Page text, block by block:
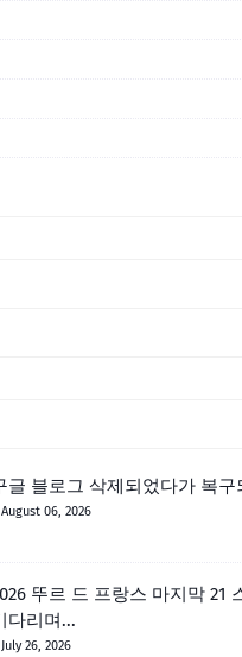
글 블로그 삭제되었다가 복구
August 06, 2026
뚜르 드 프랑스 마지막 21
다리며...
July 26, 2026